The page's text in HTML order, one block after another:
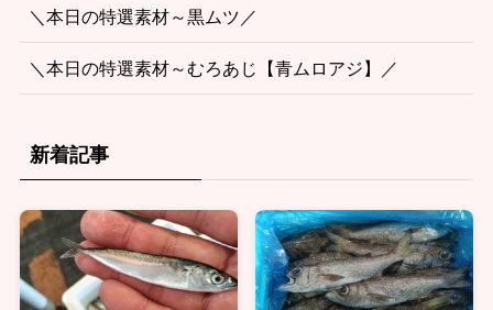
＼本日の特選素材～黒ムツ／
＼本日の特選素材～むろあじ【青ムロアジ】／
新着記事